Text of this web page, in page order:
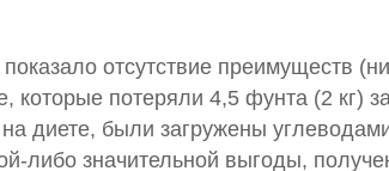
отсутствие преимуществ
потеряли 4,5 фунта (2 кг)
диете, были загружены
либо значительной выгоды,